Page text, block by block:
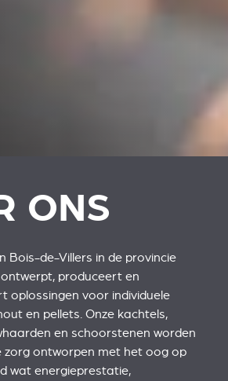
ONS
Bois-de-Villers in de provincie
ontwerpt, produceert en
oplossingen voor individuele
en pellets. Onze kachtels,
en schoorstenen worden
ontworpen met het oog op
wat energieprestatie,